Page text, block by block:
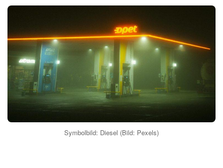
Symbolbild: Diesel (Bild: Pexels)